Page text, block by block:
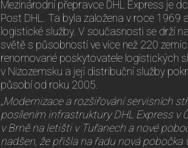
Mezinárodní přepravce DHL Express je
Post DHL. Ta byla založena v roce 1969
logistické služby. V současnosti se drží
světě s působností ve více než 220
renomované poskytovatele logistických
v Nizozemsku a její distribuční služby
působí od roku 2005.
„Modernizace a rozšiřování servisních
posílením infrastruktury DHL Express v
v Brně na letišti v Tuřanech a nové
nadšen, že přišla na řadu nová